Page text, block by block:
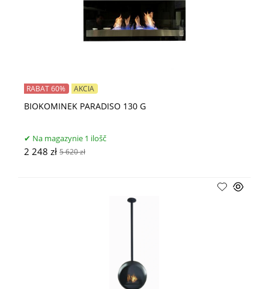
BIOKOMINEK PARADISO 130 G
RABAT 60% AKCIA
Na magazynie 1 ilošč
2 248 zł 5 620 zł